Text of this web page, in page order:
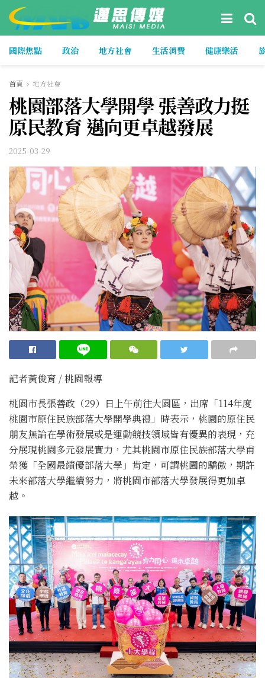
國際焦點 政治 地方社會 生活消費 健康樂活
首頁 地方社會
桃園部落大學開學 張善政力挺
原民教育 邁向更卓越發展
2025-03-29
記者黃俊育 / 桃園報導
桃園市長張善政（29）日上午前往大園區，出席「114年度
桃園市原住民族部落大學開學典禮」時表示，桃園的原住民
朋友無論在學術發展或是運動競技領域皆有優異的表現，充
分展現桃園多元發展實力，尤其桃園市原住民族部落大學甫
榮獲「全國最績優部落大學」肯定，可謂桃園的驕傲，期許
未來部落大學繼續努力，將桃園市部落大學發展得更加卓
越。